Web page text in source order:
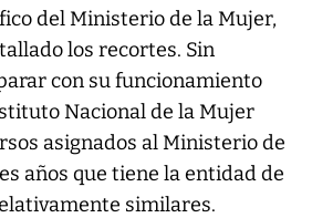
del Ministerio de la Mujer,
los recortes. Sin
con su funcionamiento
Nacional de la Mujer
asignados al Ministerio de
años que tiene la entidad de
similares.